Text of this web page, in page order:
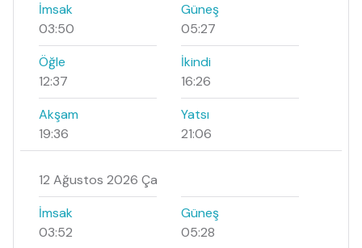
İmsak
03:50
Güneş
05:27
Öğle
12:37
İkindi
16:26
Akşam
19:36
Yatsı
21:06
12 Ağustos 2026 Ça
İmsak
03:52
Güneş
05:28